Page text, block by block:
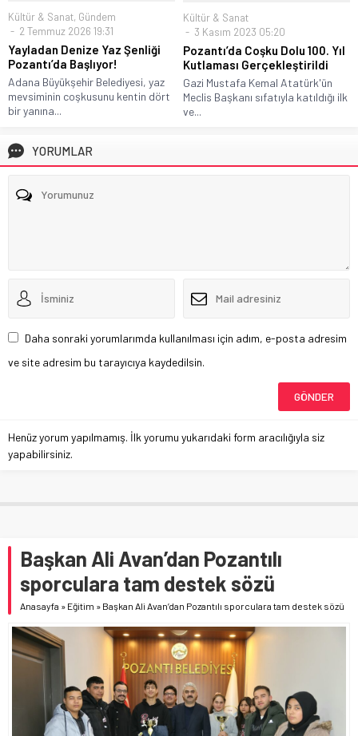
Kültür & Sanat, Gündem
2 Temmuz 2026 19:31
Yayladan Denize Yaz Şenliği
Pozantı’da Başlıyor!
Adana Büyükşehir Belediyesi, yaz
mevsiminin coşkusunu kentin dört
bir yanına...
Kültür & Sanat
3 Kasım 2023 05:20
Pozantı’da Coşku Dolu 100. Yıl
Kutlaması Gerçekleştirildi
Gazi Mustafa Kemal Atatürk'ün
Meclis Başkanı sıfatıyla katıldığı ilk
ve...
YORUMLAR
Daha sonraki yorumlarımda kullanılması için adım, e-posta adresim
ve site adresim bu tarayıcıya kaydedilsin.
Henüz yorum yapılmamış. İlk yorumu yukarıdaki form aracılığıyla siz
yapabilirsiniz.
Başkan Ali Avan’dan Pozantılı
sporculara tam destek sözü
Anasayfa » Eğitim » Başkan Ali Avan’dan Pozantılı sporculara tam destek sözü